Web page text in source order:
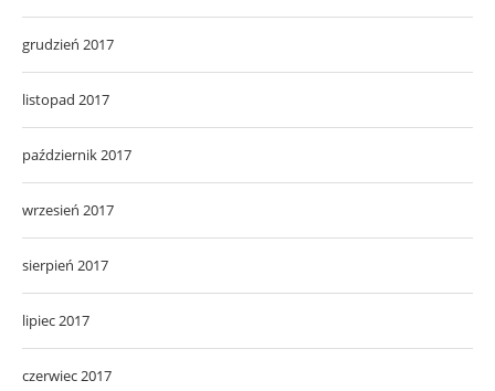
grudzień 2017
listopad 2017
październik 2017
wrzesień 2017
sierpień 2017
lipiec 2017
czerwiec 2017